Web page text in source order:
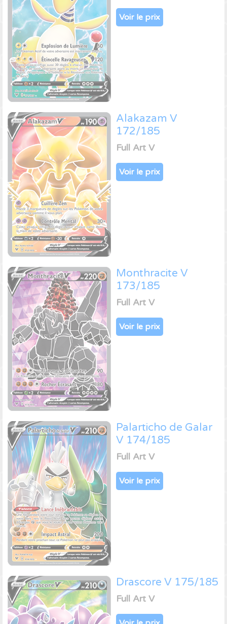
Voir le prix
Alakazam V
172/185
Full Art V
Voir le prix
Monthracite V
173/185
Full Art V
Voir le prix
Palarticho de Galar
V 174/185
Full Art V
Voir le prix
Drascore V 175/185
Full Art V